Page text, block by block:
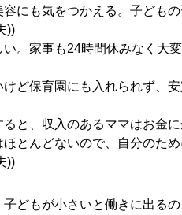
にも気をつかえる。子ども
))
。家事も24時間休みなく大
ど保育園にも入れられず、
と、収入のあるママはお金
とんどないので、自分のた
))
どもが小さいと働きに出る